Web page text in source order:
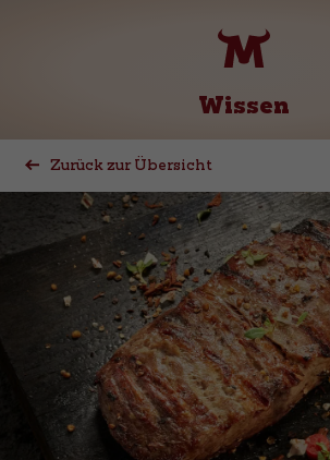
Wissen
Zurück zur Übersicht